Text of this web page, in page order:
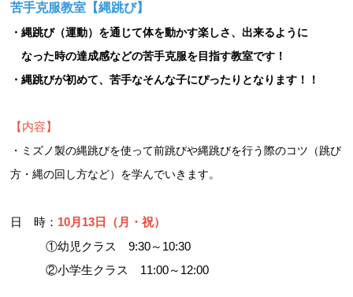
苦手克服教室【縄跳び】
・縄跳び（運動）を通じて体を動かす楽しさ、出来るように
なった時の達成感などの苦手克服を目指す教室です！
・縄跳びが初めて、苦手なそんな子にぴったりとなります！！
【内容】
・ミズノ製の縄跳びを使って前跳びや縄跳びを行う際のコツ（跳び
方・縄の回し方など）を学んでいきます。
日 時： 10月13日（月・祝）
①幼児クラス 9:30～10:30
②小学生クラス 11:00～12:00